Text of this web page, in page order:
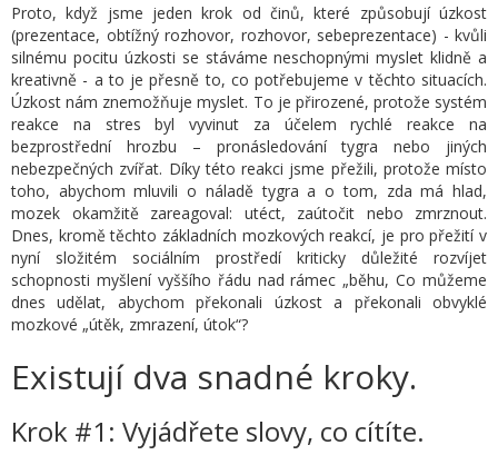
Proto, když jsme jeden krok od činů, které způsobují úzkost
(prezentace, obtížný rozhovor, rozhovor, sebeprezentace) - kvůli
silnému pocitu úzkosti se stáváme neschopnými myslet klidně a
kreativně - a to je přesně to, co potřebujeme v těchto situacích.
Úzkost nám znemožňuje myslet. To je přirozené, protože systém
reakce na stres byl vyvinut za účelem rychlé reakce na
bezprostřední hrozbu – pronásledování tygra nebo jiných
nebezpečných zvířat. Díky této reakci jsme přežili, protože místo
toho, abychom mluvili o náladě tygra a o tom, zda má hlad,
mozek okamžitě zareagoval: utéct, zaútočit nebo zmrznout.
Dnes, kromě těchto základních mozkových reakcí, je pro přežití v
nyní složitém sociálním prostředí kriticky důležité rozvíjet
schopnosti myšlení vyššího řádu nad rámec „běhu, Co můžeme
dnes udělat, abychom překonali úzkost a překonali obvyklé
mozkové „útěk, zmrazení, útok“?
Existují dva snadné kroky.
Krok #1: Vyjádřete slovy, co cítíte.